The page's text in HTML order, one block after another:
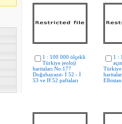
1 : 100 000 ölçekli
Türkiye jeoloji
haritaları No:177
Doğubayazıt- İ 52 - İ
53 ve H 52 paftaları
1 :